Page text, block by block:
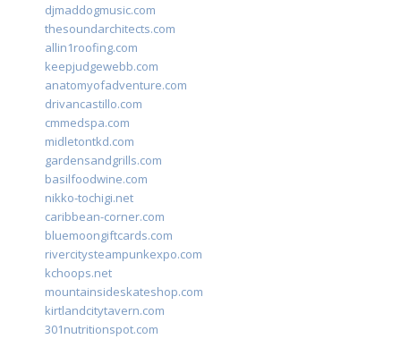
djmaddogmusic.com
thesoundarchitects.com
allin1roofing.com
keepjudgewebb.com
anatomyofadventure.com
drivancastillo.com
cmmedspa.com
midletontkd.com
gardensandgrills.com
basilfoodwine.com
nikko-tochigi.net
caribbean-corner.com
bluemoongiftcards.com
rivercitysteampunkexpo.com
kchoops.net
mountainsideskateshop.com
kirtlandcitytavern.com
301nutritionspot.com